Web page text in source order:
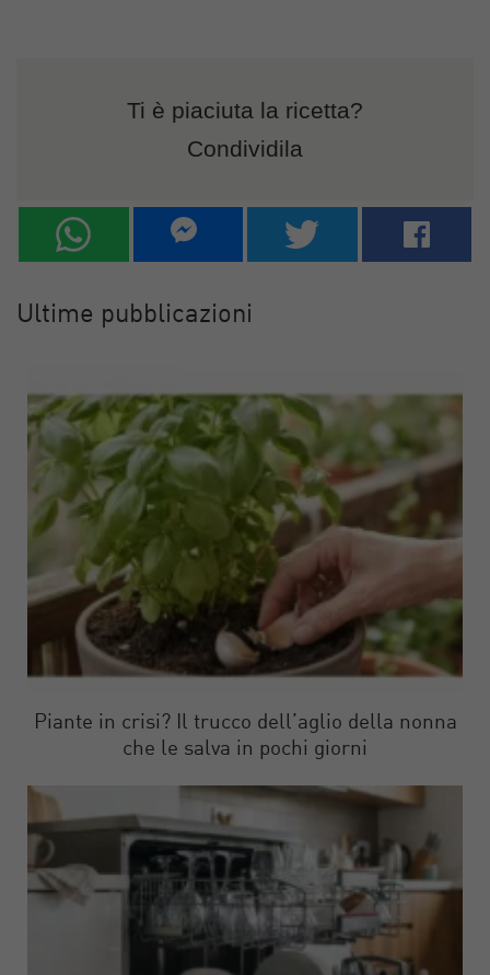
Ti è piaciuta la ricetta?
Condividila
Ultime pubblicazioni
Piante in crisi? Il trucco dell’aglio della nonna
che le salva in pochi giorni